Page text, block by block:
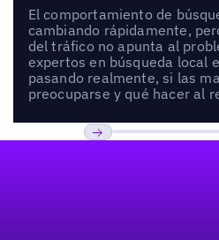
El comportamiento de
cambiando rápidamente,
del tráfico no apunta al
expertos en búsqueda local
pasando realmente, si las
preocuparse y qué hacer al